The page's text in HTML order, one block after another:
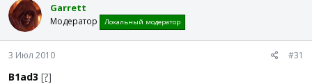
Garrett
Модератор Локальный модератор
3 Июл 2010 #31
B1ad3 [?]